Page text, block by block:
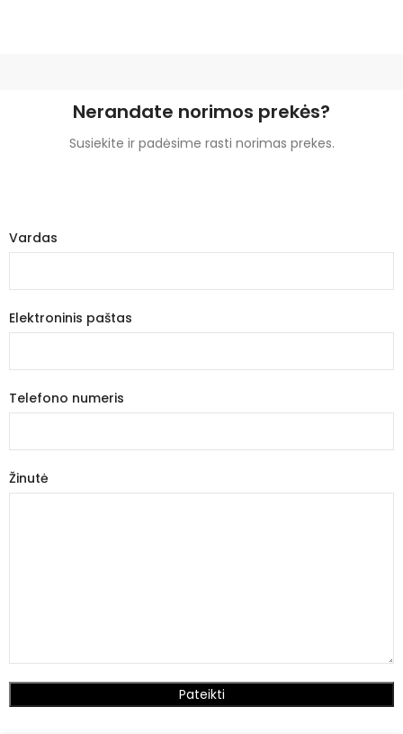
Nerandate norimos prekės?
Susiekite ir padėsime rasti norimas prekes.
Vardas
Elektroninis paštas
Telefono numeris
Žinutė